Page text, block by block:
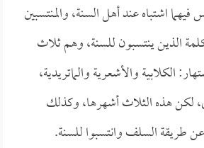
فيهما اشتباه عند أهل السنة، والمنتسبين
الذين ينتسبون للسنة، وهم ثلاث
الكلابية والأشعرية والماتريدية،
هذه الثلاث أشهرها، وكذلك
عن طريقة السلف وانتسبوا للسنة.